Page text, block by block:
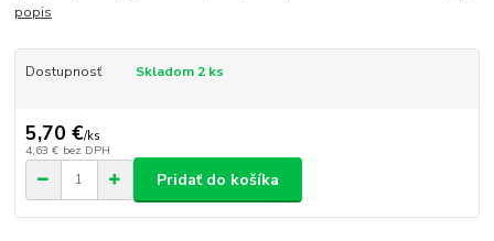
popis
Dostupnosť Skladom 2 ks
5,70 €/ks
4,63 € bez DPH
Pridať do košíka